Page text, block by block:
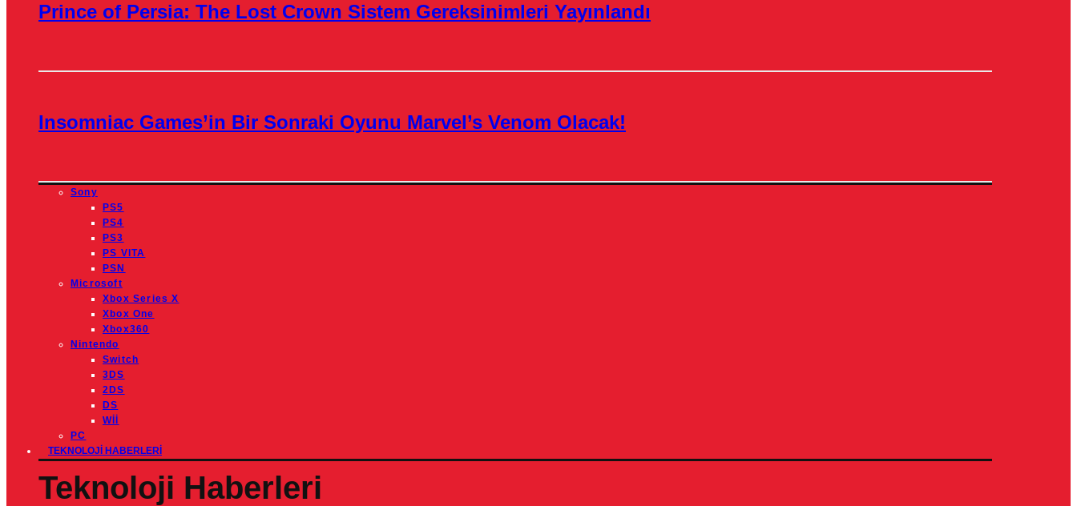
Prince of Persia: The Lost Crown Sistem Gereksinimleri Yayınlandı
Insomniac Games’in Bir Sonraki Oyunu Marvel’s Venom Olacak!
Sony
PS5
PS4
PS3
PS VITA
PSN
Microsoft
Xbox Series X
Xbox One
Xbox360
Nintendo
Switch
3DS
2DS
DS
Wİİ
PC
TEKNOLOJI HABERLERI
Teknoloji Haberleri